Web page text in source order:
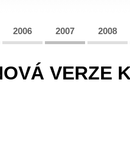
2006 2007 2008
VERZE